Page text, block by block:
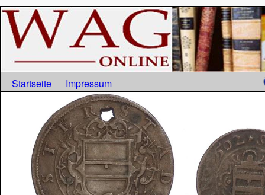
Startseite Impressum